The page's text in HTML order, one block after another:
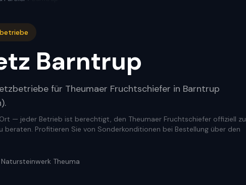
Barntrup
für Theumaer Fruchtschiefer in Barntrup
— jeder Betrieb ist berechtigt, den Theumaer Fruchtschiefer offiziell zu
beraten. Profitieren Sie von Sonderkonditionen bei Bestellung über den
Theuma